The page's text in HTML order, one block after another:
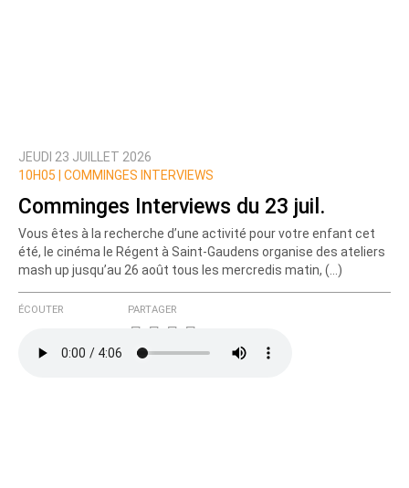
Prévenez-moi de tous les nouveaux commentaires
JEUDI 23 JUILLET 2026
10H05 |
COMMINGES INTERVIEWS
Comminges Interviews du 23 juil.
Vous êtes à la recherche d’une activité pour votre enfant cet
été, le cinéma le Régent à Saint-Gaudens organise des ateliers
mash up jusqu’au 26 août tous les mercredis matin, (…)
ÉCOUTER PARTAGER